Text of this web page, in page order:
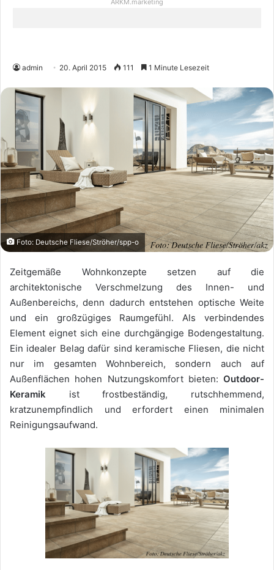
admin 20. April 2015 111 1 Minute Lesezeit
Foto: Deutsche Fliese/Ströher/spp-o
Zeitgemäße Wohnkonzepte setzen auf die
architektonische Verschmelzung des Innen- und
Außenbereichs, denn dadurch entstehen optische Weite
und ein großzügiges Raumgefühl. Als verbindendes
Element eignet sich eine durchgängige Bodengestaltung.
Ein idealer Belag dafür sind keramische Fliesen, die nicht
nur im gesamten Wohnbereich, sondern auch auf
Außenflächen hohen Nutzungskomfort bieten: Outdoor-
Keramik ist frostbeständig, rutschhemmend,
kratzunempfindlich und erfordert einen minimalen
Reinigungsaufwand.